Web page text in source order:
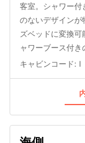
客室。シャワー付
のないデザイン
ズベッドに変換
ャワーブース付
キャビンコード: I